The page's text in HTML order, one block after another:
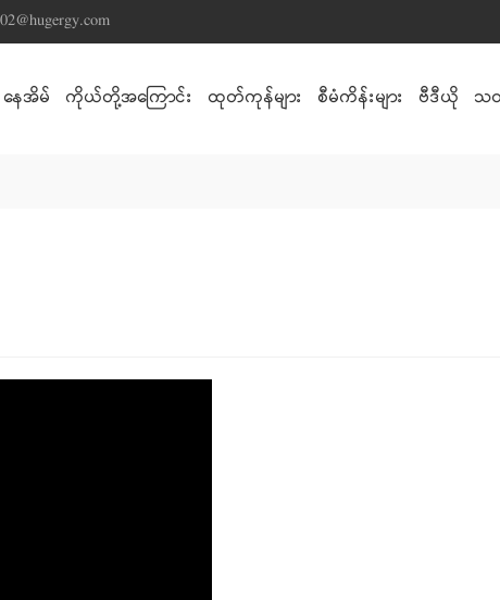
နေအိမ် ကိုယ်တို့အကြောင်း ထုတ်ကုန်များ စီမံကိန်းများ ဗီဒီယို သ